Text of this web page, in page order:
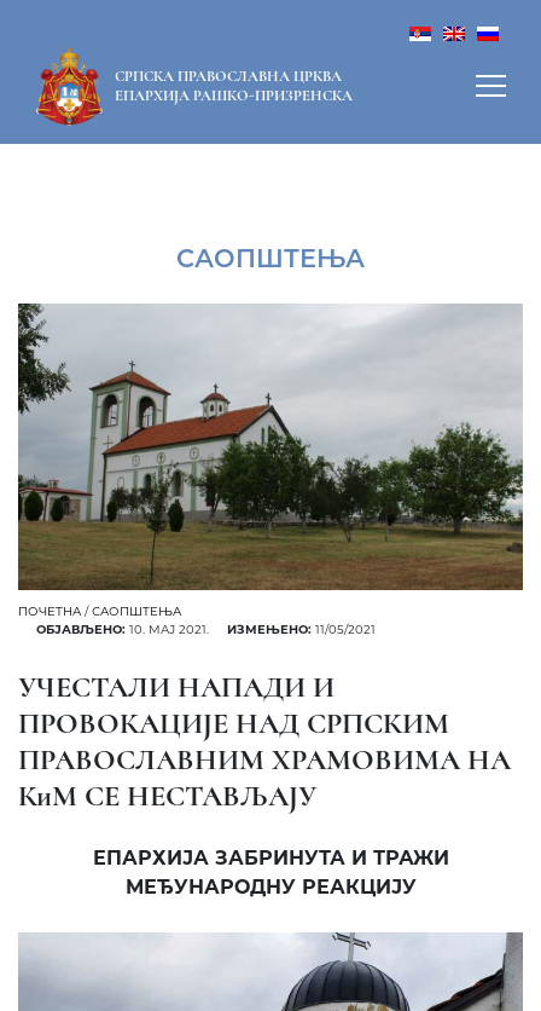
СРПСКА ПРАВОСЛАВНА ЦРКВА
ЕПАРХИЈА РАШКО-ПРИЗРЕНСКА
САОПШТЕЊА
ПОЧЕТНА /САОПШТЕЊА
ОБЈАВЉЕНО: 10. МАЈ 2021. ИЗМЕЊЕНО: 11/05/2021
УЧЕСТАЛИ НАПАДИ И
ПРОВОКАЦИЈЕ НАД СРПСКИМ
ПРАВОСЛАВНИМ ХРАМОВИМА НА
КиМ СЕ НЕСТАВЉАЈУ
ЕПАРХИЈА ЗАБРИНУТА И ТРАЖИ
МЕЂУНАРОДНУ РЕАКЦИЈУ